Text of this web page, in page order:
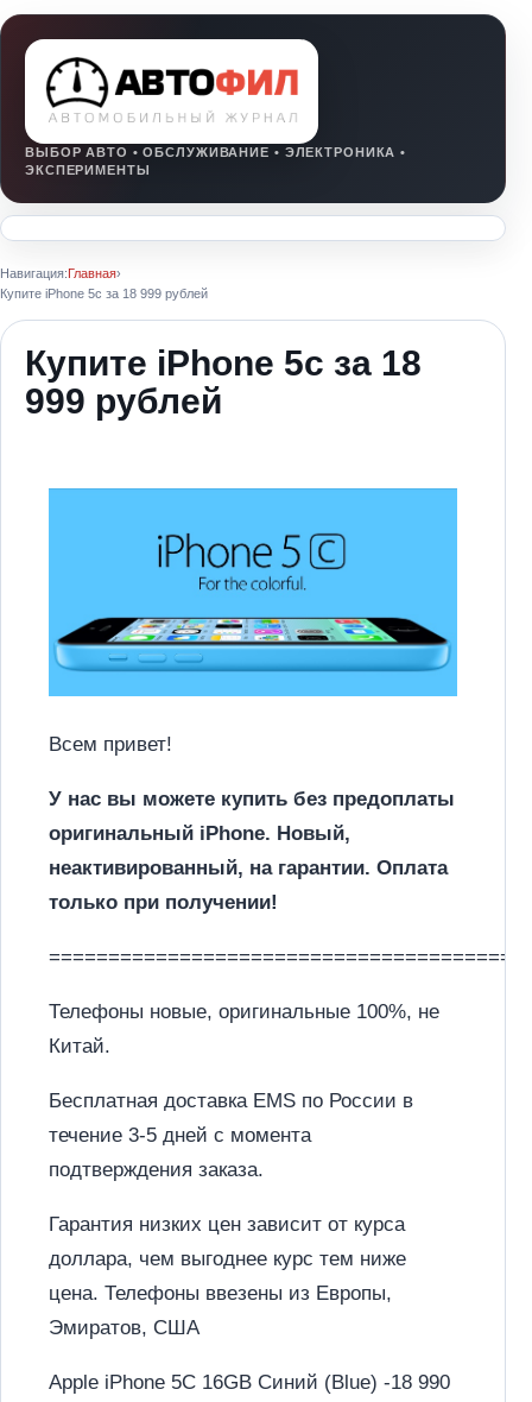
Навигация:Главная›
Купите iPhone 5c за 18 999 рублей
Купите iPhone 5c за 18
999 рублей
Всем привет!
У нас вы можете купить без предоплаты
оригинальный iPhone. Новый,
неактивированный, на гарантии. Оплата
только при получении!
Телефоны новые, оригинальные 100%, не
Китай.
Бесплатная доставка EMS по России в
течение 3-5 дней с момента
подтверждения заказа.
Гарантия низких цен зависит от курса
доллара, чем выгоднее курс тем ниже
цена. Телефоны ввезены из Европы,
Эмиратов, США
Apple iPhone 5C 16GB Синий (Blue) -18 990